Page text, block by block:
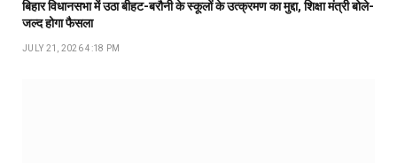
बिहार विधानसभा में उठा बीहट-बरौनी के स्कूलों के उत्क्रमण का मुद्दा, शिक्षा मंत्री बोले-
जल्द होगा फैसला
JULY 21, 2026 4:18 PM